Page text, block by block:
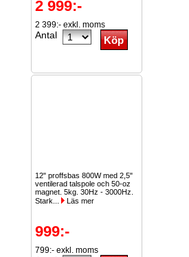
2 999:-
2 399:- exkl. moms
Antal
12" proffsbas 800W med 2,5"
ventilerad talspole och 50-oz
magnet. 5kg. 30Hz - 3000Hz.
Stark...
Läs mer
999:-
799:- exkl. moms